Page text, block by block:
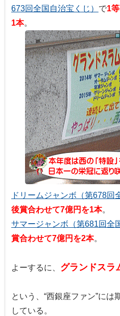
673回全国自治宝くじ） で1
1本。
ドリームジャンボ（第678回
後賞合わせて7億円を1本。
サマージャンボ（第681回全
賞合わせて7億円を2本。
よーするに、 グランドスラ
という、“西銀座ファン”には
している。